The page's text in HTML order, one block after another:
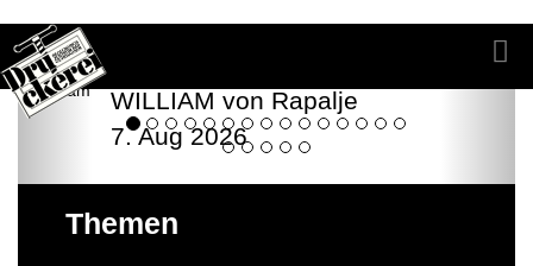
WILLIAM von Rapalje
7. Aug 2026
Themen